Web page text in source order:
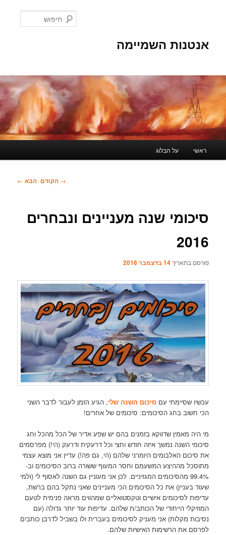
אנטנות השמיימה
ראשי על הבלוג
ניווט
→ הקודם הבא ←
סיכומי שנה מעניינים ונבחרים
2016
פורסם בתאריך14 בדצמבר 2016
עכשיו שסיימתי עםסיכום השנה שלי, הגיע הזמן לעבור לדבר השני
הכי חשוב בחג הסיכומים: סיכומים של אחרים!
מי היה מאמין שדווקא בזמנים בהם יש שפע אדיר של הכל מהכל וחג
סיכומי השנה נמשך איזה חודש וחצי וכל דרעקית ודרעק (הי!) מפרסמים
את סיכום האלבומים היומרני שלהם (הי, גם פה!) עדיין אני מוצא עצמי
מתוסכל מההיצע המשעמם וחסר המעוף ששורה ברוב הסיכומים וב-
99.4% מהסיכומים המגזיניים. לכן אני מעוניין גם השנה לאסוף לי (ולמי
שעוד בעניין) את כל הסיכומים הכי מעניינים שאני נתקל בהם ברשת,
עדיפות לסיכומים אישיים וטקסטואליים שמהווים מראה פנימית לטעם
המוזיקלי הייחודי של הכותב/ת שלהם. עדיפות עוד יותר גדולה (עם
נסיבות מקלות) אני מעניק לסיכומים בעברית ולו בשביל לדרבן כותבים
לפרסם את הרשימות האישיות שלהם.